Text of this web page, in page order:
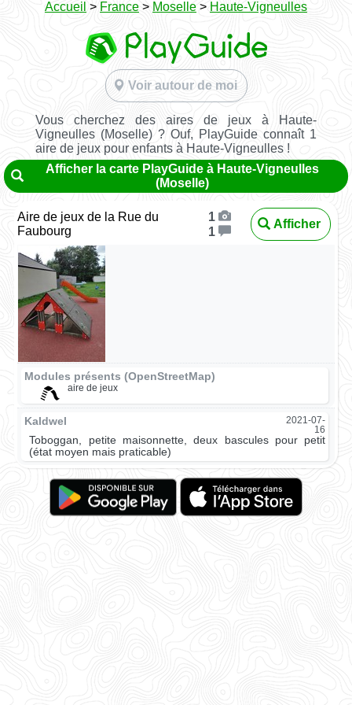
Accueil > France > Moselle > Haute-Vigneulles
Voir autour de moi
Vous cherchez des aires de jeux à Haute-
Vigneulles (Moselle) ? Ouf, PlayGuide connaît 1
aire de jeux pour enfants à Haute-Vigneulles !
Afficher la carte PlayGuide à Haute-Vigneulles
(Moselle)
Aire de jeux de la Rue du
Faubourg
1
1
Afficher
Modules présents (OpenStreetMap)
aire de jeux
Kaldwel
2021-07-
16
Toboggan, petite maisonnette, deux bascules pour petit
(état moyen mais praticable)